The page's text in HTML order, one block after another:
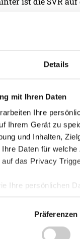
Details
mit Ihren Daten
Ihre
Ihrem Gerät zu
und Inhalten,
Daten für
das Privacy
Ihre persönlichen
zu
Präferenzen
Sieg und
Sieg am
dieser Saison
den WAC
gegen Ried
Anfang
gegen
das Team
Erwartungen